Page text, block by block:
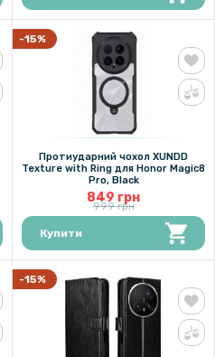
-15%
Протиударний чохол XUNDD
Texture with Ring для Honor Magic8
Pro, Black
849 грн
999 грн
Купити
-15%